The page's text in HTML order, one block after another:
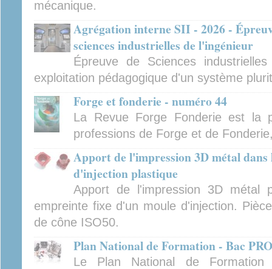
mécanique.
Agrégation interne SII - 2026 -
sciences industrielles de l'ingénieur
Épreuve de Sciences
exploitation pédagogique d'un système
Forge et fonderie - numéro 44
La Revue Forge Fonderie est la
professions de Forge et de
Apport de l'impression 3D métal dans
d'injection plastique
Apport de l'impression 3D métal
empreinte fixe d'un moule d'injection.
de cône ISO50.
Plan National de Formation - Bac
Le Plan National de